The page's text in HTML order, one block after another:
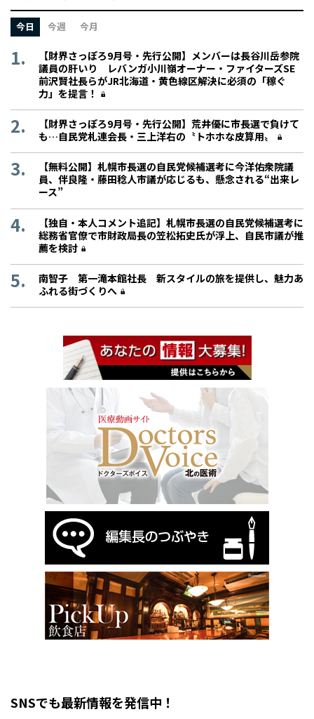
今日 今週 今月
【財界さっぽろ9月号・先行公開】メンバーは長谷川岳参院
議員の肝いり レバンガ小川嶺オーナー・ファイターズSE
前沢賢社長らがJR北海道・黄色線区解決に必須の「稼ぐ
力」を提言！
【財界さっぽろ9月号・先行公開】荒井優に市長選で負けて
も…自民党札連会長・三上洋右の〝トホホな皮算用〟
【無料公開】札幌市長選の自民党候補選考に今洋佑衆院議
員、伴良隆・藤田稔人市議が応じるも、懸念される“出来レ
ース”
【独自・本人コメント追記】札幌市長選の自民党候補選考に
総務省官僚で市財政局長の笠松拓史氏が浮上、自民市議が推
薦を検討
南智子 第一滝本館社長 新スタイルの旅を提供し、魅力あ
ふれる街づくりへ
SNSでも最新情報を発信中！